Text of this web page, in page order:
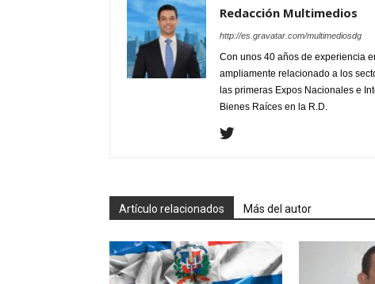
Redacción Multimedios
http://es.gravatar.com/multimediosdg
Con unos 40 años de experiencia
ampliamente relacionado a los
las primeras Expos Nacionales e
Bienes Raíces en la R.D.
Artículo relacionados Más del autor